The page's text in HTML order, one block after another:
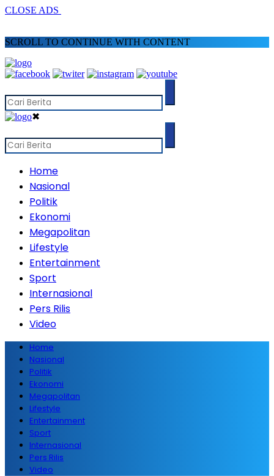
CLOSE ADS
SCROLL TO CONTINUE WITH CONTENT
✖
Home
Nasional
Politik
Ekonomi
Megapolitan
Lifestyle
Entertainment
Sport
Internasional
Pers Rilis
Video
Home
Nasional
Politik
Ekonomi
Megapolitan
Lifestyle
Entertainment
Sport
Internasional
Pers Rilis
Video